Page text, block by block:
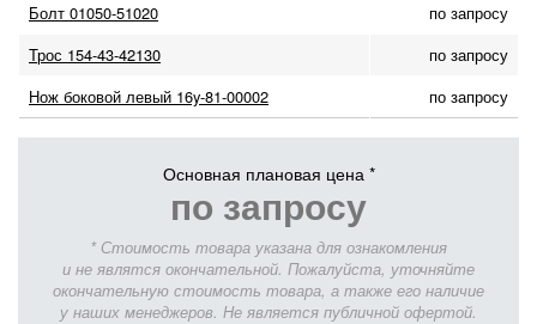
Болт 01050-51020
по запросу
Трос 154-43-42130
по запросу
Нож боковой левый 16y-81-00002
по запросу
Основная плановая цена *
по запросу
* Стоимость товара указана для ознакомления
и не являтся окончательной. Пожалуйста, уточняйте
окончательную стоимость товара, а также его наличие
у наших менеджеров. Не является публичной офертой.